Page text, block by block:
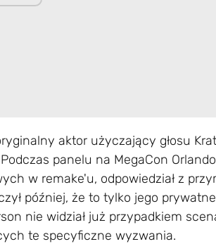
aktor użyczający głosu
panelu na MegaCon
w remake'u, odpowiedział z
później, że to tylko jego
nie widział już przypadkiem
te specyficzne wyzwania.